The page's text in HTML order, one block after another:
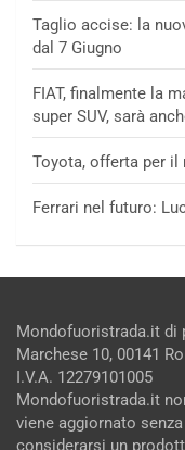
Taglio accise: la
dal 7 Giugno
FIAT, finalmente la
super SUV, sarà
Toyota, offerta per il
Ferrari nel futuro:
Mondofuoristrada.it di
Marchese 10, 00141
I.V.A. 12279101005
Mondofuoristrada.it
viene aggiornato
considerarsi un